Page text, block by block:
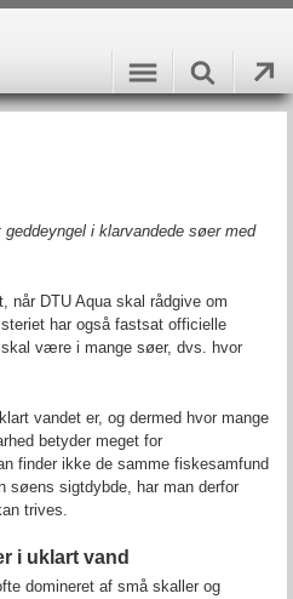
i klarvandede søer med
når DTU Aqua skal rådgive om
har også fastsat officielle
være i mange søer, dvs. hvor
vandet er, og dermed hvor mange
betyder meget for
finder ikke de samme fiskesamfund
søens sigtdybde, har man derfor
trives.
i uklart vand
domineret af små skaller og